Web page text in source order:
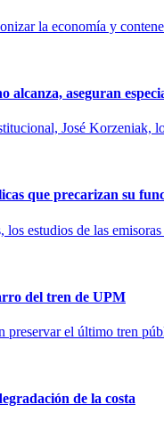
la economía y
aseguran
José Korzeniak,
que precarizan su
los estudios de las
del tren de UPM
preservar el último tren
de la costa